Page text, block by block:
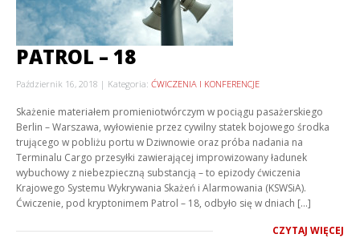
PATROL – 18
Październik 16, 2018 Kategoria: ĆWICZENIA I KONFERENCJE
Skażenie materiałem promieniotwórczym w pociągu pasażerskiego
Berlin – Warszawa, wyłowienie przez cywilny statek bojowego środka
trującego w pobliżu portu w Dziwnowie oraz próba nadania na
Terminalu Cargo przesyłki zawierającej improwizowany ładunek
wybuchowy z niebezpieczną substancją – to epizody ćwiczenia
Krajowego Systemu Wykrywania Skażeń i Alarmowania (KSWSiA).
Ćwiczenie, pod kryptonimem Patrol – 18, odbyło się w dniach […]
CZYTAJ WIĘCEJ